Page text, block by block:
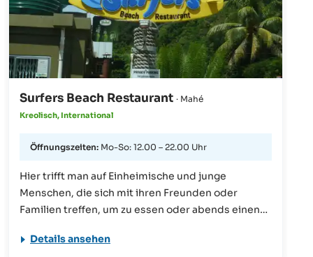
Surfers Beach Restaurant · Mahé
Kreolisch, International
Öffnungszeiten: Mo-So: 12.00 – 22.00 Uhr
Hier trifft man auf Einheimische und junge
Menschen, die sich mit ihren Freunden oder
Familien treffen, um zu essen oder abends einen
entspannt und freundlich und das Essen ist frisch
Details ansehen